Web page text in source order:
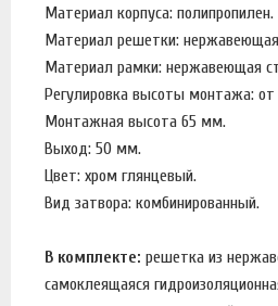
Материал корпуса: полипропилен.
Материал решетки:
Материал рамки: нержавеющая
Регулировка высоты монтажа:
Монтажная высота 65 мм.
Выход: 50 мм.
Цвет: хром глянцевый.
Вид затвора: комбинированный.
В комплекте: решетка из
самоклеящаяся